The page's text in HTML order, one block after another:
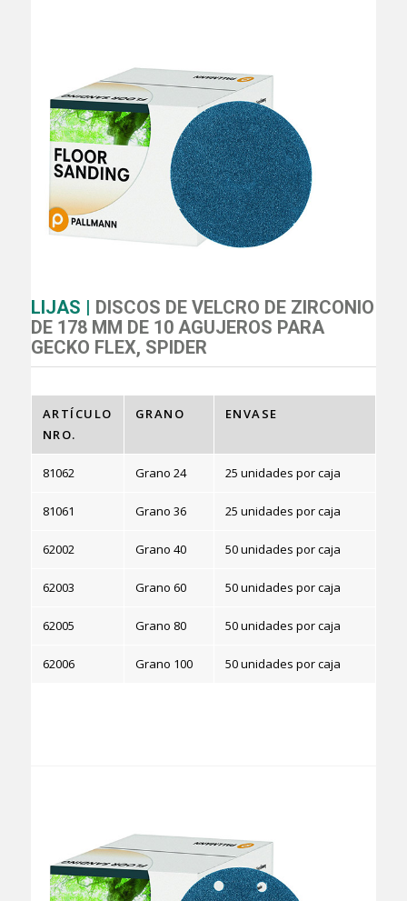
LIJAS | DISCOS DE VELCRO DE ZIRCONIO
DE 178 MM DE 10 AGUJEROS PARA
GECKO FLEX, SPIDER
ARTÍCULO
NRO.
GRANO ENVASE
81062 Grano 24 25 unidades por caja
81061 Grano 36 25 unidades por caja
62002 Grano 40 50 unidades por caja
62003 Grano 60 50 unidades por caja
62005 Grano 80 50 unidades por caja
62006 Grano 100 50 unidades por caja